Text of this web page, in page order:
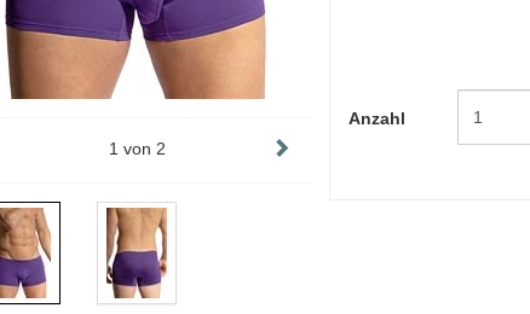
1 von 2
Anzahl